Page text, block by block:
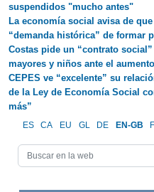
suspendidos "mucho antes"
La economía social avisa de
“demanda histórica” de formar
Costas pide un “contrato
mayores y niños ante el
CEPES ve “excelente” su
de la Ley de Economía Social
más”
ES CA EU GL DE EN-GB